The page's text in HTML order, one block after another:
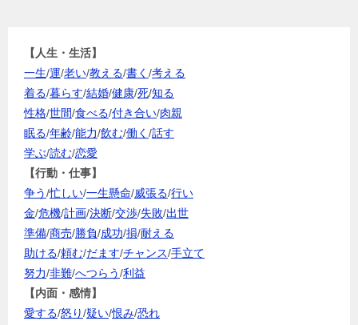
【人生・生活】
一生/運/老い/教える/書く /考える
着る/暮らす/結婚/健康/死/知る
性格/世間/食べる/付き合い/肉親
眠る/年齢/能力/飲む/働く /話す
学ぶ/読む/恋愛
【行動・仕事】
争う/忙しい/一生懸命/威張る/行い
金/危機/計画/決断/交渉/失敗/出世
準備/商売/勝負/成功/損/耐える
助ける/頼む/だます/チャンス/手立て
努力/非難/へつらう/利益
【内面・感情】
愛する/怒り/疑い/恨み/恐れ